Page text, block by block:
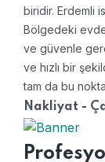
biridir. Erdemli
Bölgedeki
ve güvenle
ve hızlı bir
tam da bu
Nakliyat -